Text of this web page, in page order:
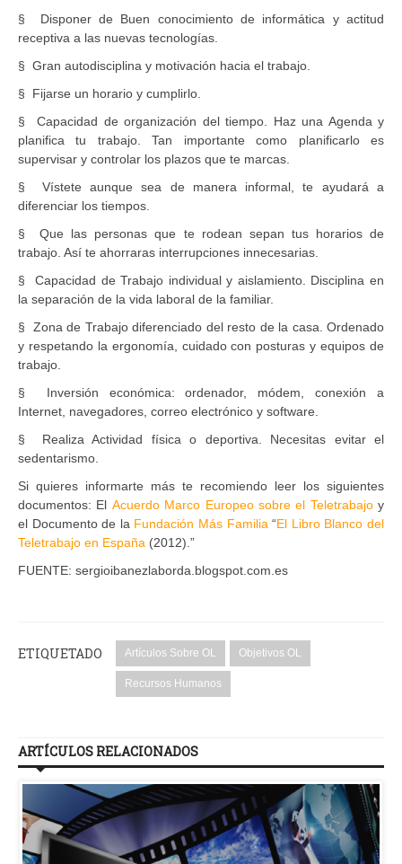
§ Disponer de Buen conocimiento de informática y actitud
receptiva a las nuevas tecnologías.
§ Gran autodisciplina y motivación hacia el trabajo.
§ Fijarse un horario y cumplirlo.
§ Capacidad de organización del tiempo. Haz una Agenda y
planifica tu trabajo. Tan importante como planificarlo es
supervisar y controlar los plazos que te marcas.
§ Vístete aunque sea de manera informal, te ayudará a
diferenciar los tiempos.
§ Que las personas que te rodean sepan tus horarios de
trabajo. Así te ahorraras interrupciones innecesarias.
§ Capacidad de Trabajo individual y aislamiento. Disciplina en
la separación de la vida laboral de la familiar.
§ Zona de Trabajo diferenciado del resto de la casa. Ordenado
y respetando la ergonomía, cuidado con posturas y equipos de
trabajo.
§ Inversión económica: ordenador, módem, conexión a
Internet, navegadores, correo electrónico y software.
§ Realiza Actividad física o deportiva. Necesitas evitar el
sedentarismo.
Si quieres informarte más te recomiendo leer los siguientes
documentos: El Acuerdo Marco Europeo sobre el Teletrabajoy
el Documento de la Fundación Más Familia “El Libro Blanco del
Teletrabajo en España (2012).”
FUENTE: sergioibanezlaborda.blogspot.com.es
ETIQUETADO Artículos Sobre OL Objetivos OL
Recursos Humanos
ARTÍCULOS RELACIONADOS